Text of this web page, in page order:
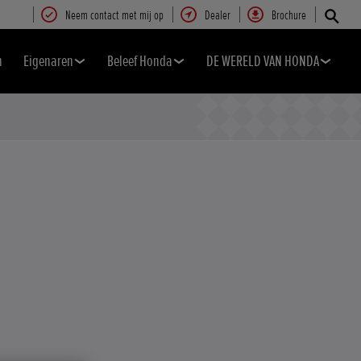
Neem contact met mij op Dealer Brochure
Eigenaren Beleef Honda DE WERELD VAN HONDA